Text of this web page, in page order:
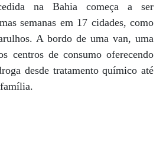
na Bahia começa a ser
semanas em 17 cidades, como
A bordo de uma van, uma
centros de consumo oferecendo
desde tratamento químico até